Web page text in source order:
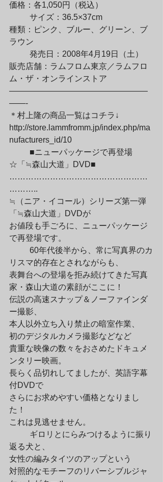
価格：各1,050円（税込）
種類：ピンク、ブルー、グリーン、ブ
ラウン
販売店舗：ラムフロム東京／ラムフロ
ム・ザ・オンラインストア
—————————————————
——-
＊村上隆の商品一覧はコチラ↓
http://store.lammfromm.jp/index.php/ma
nufacturers_id/10
☆「≒森山大道」DVD■
……………………………………………
………..
≒（ニア・イコール）シリーズ第一弾
「≒森山大道」DVDが
お値段も手ごろに、ニューパッケージ
で再登場です。
リスマ的存在とされながらも、
表舞台への登場を拒み続けてきた写真
家・森山大道の素顔がここに！
伝説の高速スナップ＆ノーファインダ
ー撮影、
本人以外立ち入り禁止の暗室作業、
初のデジタルカメラ撮影などなど
貴重な映像の数々をおさめたドキュメ
ンタリー映画。
長らく品切れしてましたが、英語字幕
付DVDで
さらにお求めやすい価格となりまし
た！
これは見逃せません。
返る犬と、
女性の編みタイツのアップという
対照的なモチーフのリバーシブルジャ